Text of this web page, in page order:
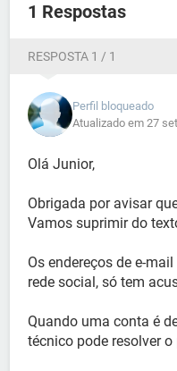
1 Respostas
RESPOSTA 1 / 1
Perfil bloqueado
Atualizado em 27
Olá Junior,
Obrigada por avisar
Vamos suprimir do
Os endereços de e-
rede social, só tem
Quando uma conta é
técnico pode resolver